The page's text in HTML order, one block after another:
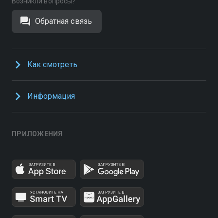
Обратная связь
Как смотреть
Информация
ПРИЛОЖЕНИЯ